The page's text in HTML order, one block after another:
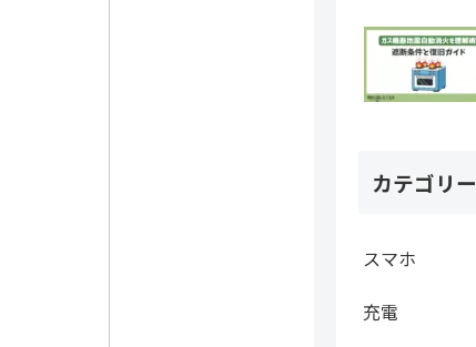
カテゴリー
スマホ
充電